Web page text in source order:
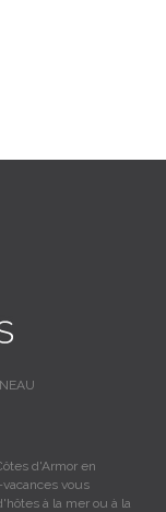
d'Armor en
vous
à la mer ou à la